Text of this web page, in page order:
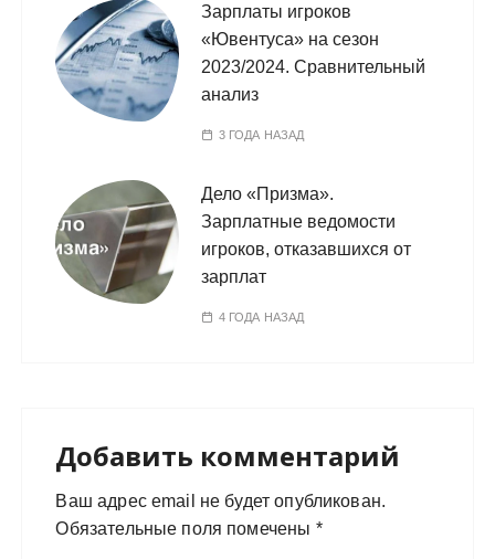
Зарплаты игроков
«Ювентуса» на сезон
2023/2024. Сравнительный
анализ
3 ГОДА НАЗАД
Дело «Призма».
Зарплатные ведомости
игроков, отказавшихся от
зарплат
4 ГОДА НАЗАД
Добавить комментарий
Ваш адрес email не будет опубликован.
Обязательные поля помечены *